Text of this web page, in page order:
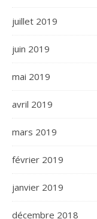
juillet 2019
juin 2019
mai 2019
avril 2019
mars 2019
février 2019
janvier 2019
décembre 2018